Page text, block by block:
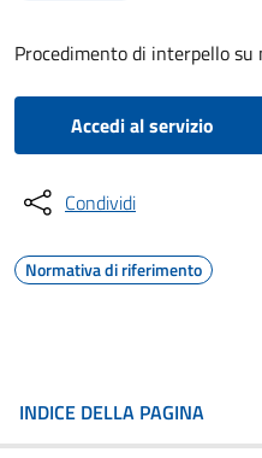
Procedimento di interpello
Accedi al servizio
Condividi
Normativa di riferimento
INDICE DELLA PAGINA